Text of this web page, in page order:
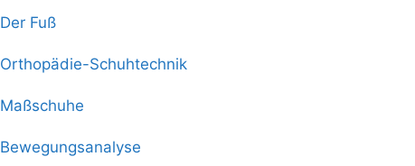
Der Fuß
Orthopädie-Schuhtechnik
Maßschuhe
Bewegungsanalyse